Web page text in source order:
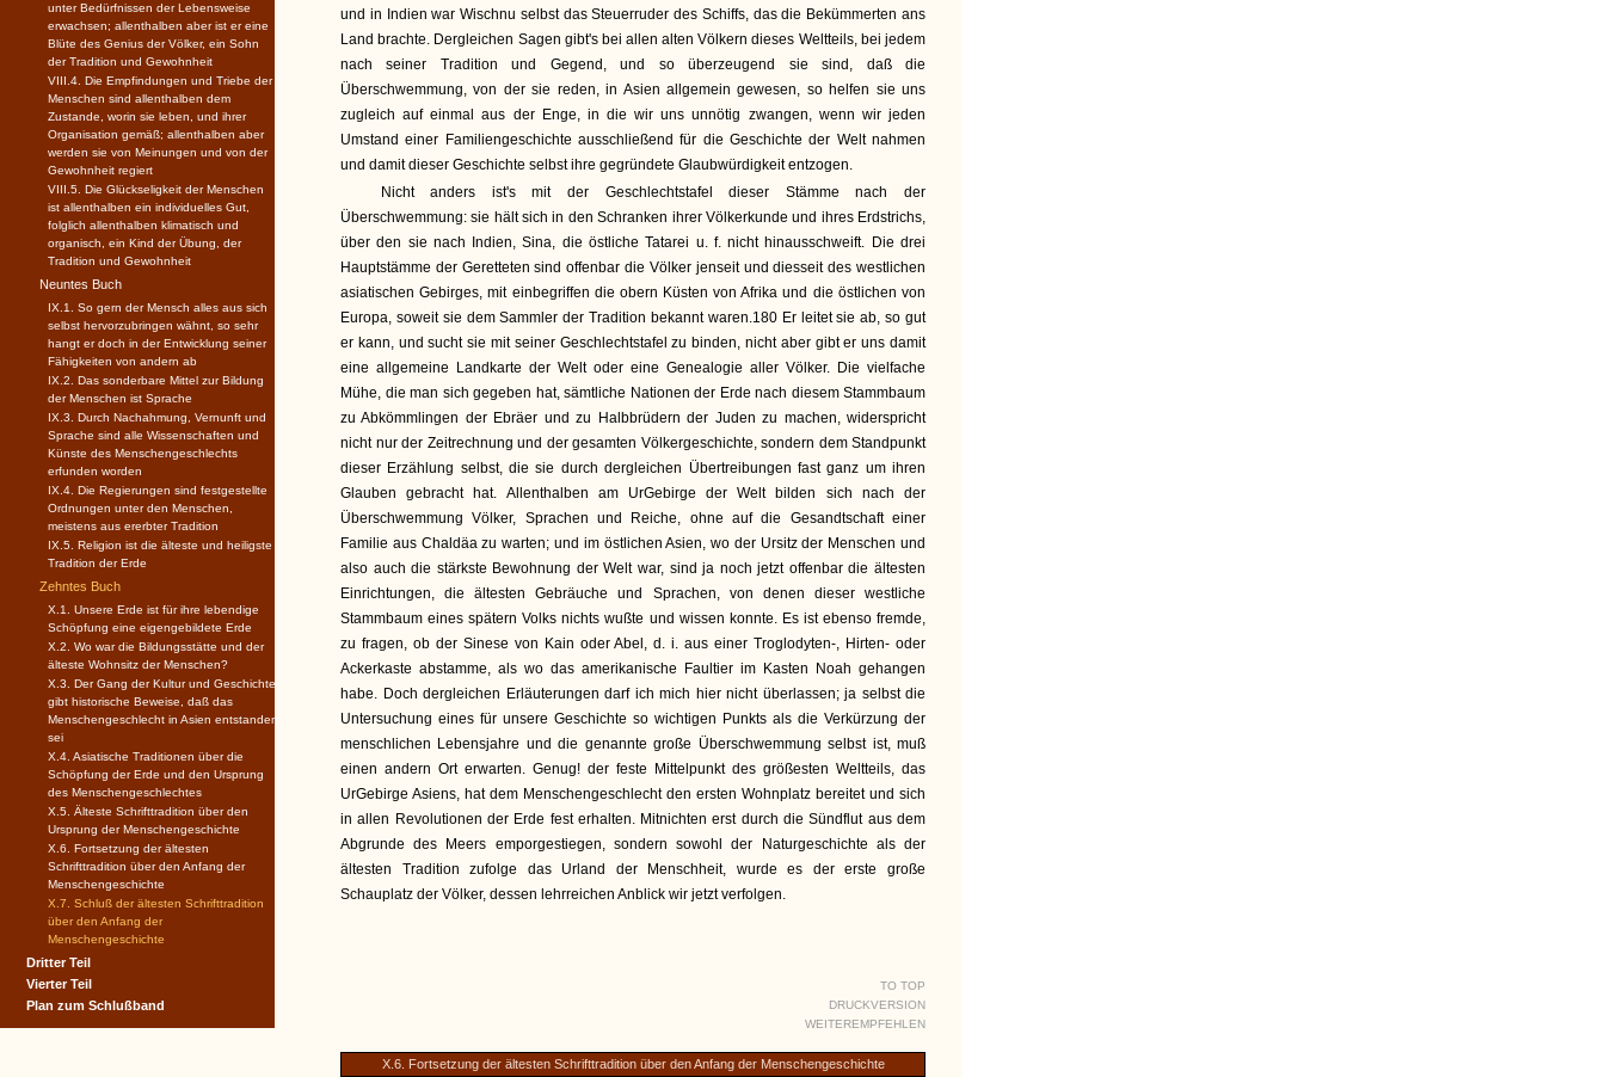
und in Indien war Wischnu selbst das Steuerruder des Schiffs, das die Bekümmerten ans
Land brachte. Dergleichen Sagen gibt's bei allen alten Völkern dieses Weltteils, bei jedem
nach seiner Tradition und Gegend, und so überzeugend sie sind, daß die
Überschwemmung, von der sie reden, in Asien allgemein gewesen, so helfen sie uns
zugleich auf einmal aus der Enge, in die wir uns unnötig zwangen, wenn wir jeden
Umstand einer Familiengeschichte ausschließend für die Geschichte der Welt nahmen
und damit dieser Geschichte selbst ihre gegründete Glaubwürdigkeit entzogen.
Nicht anders ist's mit der Geschlechtstafel dieser Stämme nach der
Überschwemmung: sie hält sich in den Schranken ihrer Völkerkunde und ihres Erdstrichs,
über den sie nach Indien, Sina, die östliche Tatarei u. f. nicht hinausschweift. Die drei
Hauptstämme der Geretteten sind offenbar die Völker jenseit und diesseit des westlichen
asiatischen Gebirges, mit einbegriffen die obern Küsten von Afrika und die östlichen von
Europa, soweit sie dem Sammler der Tradition bekannt waren.180 Er leitet sie ab, so gut
er kann, und sucht sie mit seiner Geschlechtstafel zu binden, nicht aber gibt er uns damit
eine allgemeine Landkarte der Welt oder eine Genealogie aller Völker. Die vielfache
Mühe, die man sich gegeben hat, sämtliche Nationen der Erde nach diesem Stammbaum
zu Abkömmlingen der Ebräer und zu Halbbrüdern der Juden zu machen, widerspricht
nicht nur der Zeitrechnung und der gesamten Völkergeschichte, sondern dem Standpunkt
dieser Erzählung selbst, die sie durch dergleichen Übertreibungen fast ganz um ihren
Glauben gebracht hat. Allenthalben am UrGebirge der Welt bilden sich nach der
Überschwemmung Völker, Sprachen und Reiche, ohne auf die Gesandtschaft einer
Familie aus Chaldäa zu warten; und im östlichen Asien, wo der Ursitz der Menschen und
also auch die stärkste Bewohnung der Welt war, sind ja noch jetzt offenbar die ältesten
Einrichtungen, die ältesten Gebräuche und Sprachen, von denen dieser westliche
Stammbaum eines spätern Volks nichts wußte und wissen konnte. Es ist ebenso fremde,
zu fragen, ob der Sinese von Kain oder Abel, d. i. aus einer Troglodyten-, Hirten- oder
Ackerkaste abstamme, als wo das amerikanische Faultier im Kasten Noah gehangen
habe. Doch dergleichen Erläuterungen darf ich mich hier nicht überlassen; ja selbst die
Untersuchung eines für unsere Geschichte so wichtigen Punkts als die Verkürzung der
menschlichen Lebensjahre und die genannte große Überschwemmung selbst ist, muß
einen andern Ort erwarten. Genug! der feste Mittelpunkt des größesten Weltteils, das
UrGebirge Asiens, hat dem Menschengeschlecht den ersten Wohnplatz bereitet und sich
in allen Revolutionen der Erde fest erhalten. Mitnichten erst durch die Sündflut aus dem
Abgrunde des Meers emporgestiegen, sondern sowohl der Naturgeschichte als der
ältesten Tradition zufolge das Urland der Menschheit, wurde es der erste große
Schauplatz der Völker, dessen lehrreichen Anblick wir jetzt verfolgen.
TO TOP
DRUCKVERSION
WEITEREMPFEHLEN
X.6. Fortsetzung der ältesten Schrifttradition über den Anfang der Menschengeschichte
unter Bedürfnissen der Lebensweise
erwachsen; allenthalben aber ist er eine
Blüte des Genius der Völker, ein Sohn
der Tradition und Gewohnheit
VIII.4. Die Empfindungen und Triebe der
Menschen sind allenthalben dem
Zustande, worin sie leben, und ihrer
Organisation gemäß; allenthalben aber
werden sie von Meinungen und von der
Gewohnheit regiert
VIII.5. Die Glückseligkeit der Menschen
ist allenthalben ein individuelles Gut,
folglich allenthalben klimatisch und
organisch, ein Kind der Übung, der
Tradition und Gewohnheit
Neuntes Buch
IX.1. So gern der Mensch alles aus sich
selbst hervorzubringen wähnt, so sehr
hangt er doch in der Entwicklung seiner
Fähigkeiten von andern ab
IX.2. Das sonderbare Mittel zur Bildung
der Menschen ist Sprache
IX.3. Durch Nachahmung, Vernunft und
Sprache sind alle Wissenschaften und
Künste des Menschengeschlechts
erfunden worden
IX.4. Die Regierungen sind festgestellte
Ordnungen unter den Menschen,
meistens aus ererbter Tradition
IX.5. Religion ist die älteste und heiligste
Tradition der Erde
Zehntes Buch
X.1. Unsere Erde ist für ihre lebendige
Schöpfung eine eigengebildete Erde
X.2. Wo war die Bildungsstätte und der
älteste Wohnsitz der Menschen?
X.3. Der Gang der Kultur und Geschichte
gibt historische Beweise, daß das
Menschengeschlecht in Asien entstanden
sei
X.4. Asiatische Traditionen über die
Schöpfung der Erde und den Ursprung
des Menschengeschlechtes
X.5. Älteste Schrifttradition über den
Ursprung der Menschengeschichte
X.6. Fortsetzung der ältesten
Schrifttradition über den Anfang der
Menschengeschichte
X.7. Schluß der ältesten Schrifttradition
über den Anfang der
Menschengeschichte
Dritter Teil
Vierter Teil
Plan zum Schlußband